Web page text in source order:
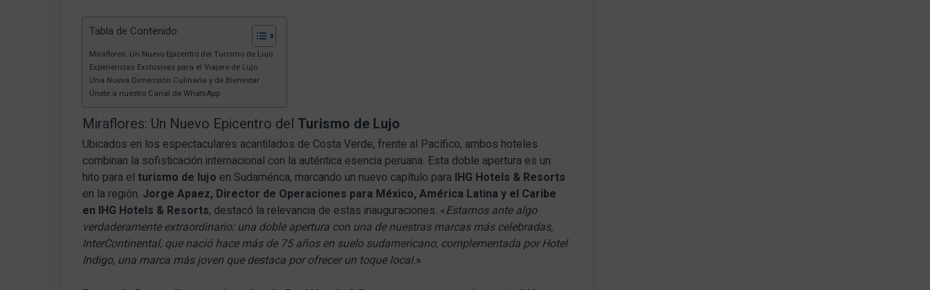
Tabla de Contenido
Miraflores: Un Nuevo Epicentro del Turismo de Lujo
Experiencias Exclusivas para el Viajero de Lujo
Una Nueva Dimensión Culinaria y de Bienestar
Únete a nuestro Canal de WhatsApp
Miraflores: Un Nuevo Epicentro delTurismo de Lujo
Ubicados en los espectaculares acantilados de Costa Verde, frente al Pacífico, ambos hoteles
combinan la sofisticación internacional con la auténtica esencia peruana. Esta doble apertura es un
hito para el turismo de lujo en Sudamérica, marcando un nuevo capítulo para IHG Hotels & Resorts
en la región. Jorge Apaez, Director de Operaciones para México, América Latina y el Caribe
en IHG Hotels & Resorts, destacó la relevancia de estas inauguraciones: «Estamos ante algo
verdaderamente extraordinario: una doble apertura con una de nuestras marcas más celebradas,
InterContinental, que nació hace más de 75 años en suelo sudamericano, complementada por Hotel
Indigo, una marca más joven que destaca por ofrecer un toque local.»